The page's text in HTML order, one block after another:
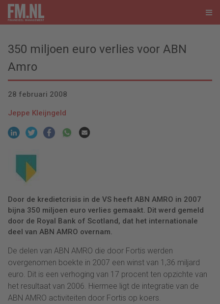
350 miljoen euro verlies voor ABN
Amro
28 februari 2008
Jeppe Kleijngeld
Door de kredietcrisis in de VS heeft ABN AMRO in 2007
bijna 350 miljoen euro verlies gemaakt. Dit werd gemeld
door de Royal Bank of Scotland, dat het internationale
deel van ABN AMRO overnam.
De delen van ABN AMRO die door Fortis werden
overgenomen boekte in 2007 een winst van 1,36 miljard
euro. Dit is een verhoging van 17 procent ten opzichte van
het resultaat van 2006. Hiermee ligt de integratie van de
ABN AMRO activiteiten door Fortis op koers.